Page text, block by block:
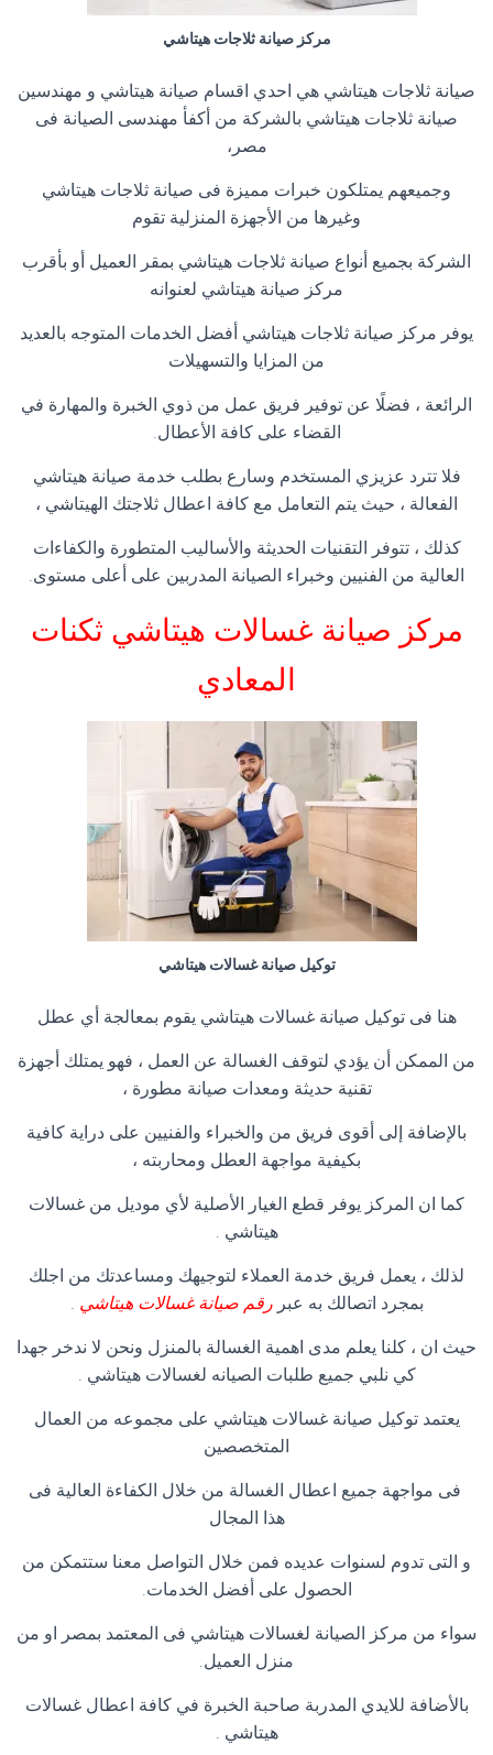
مركز صيانة ثلاجات هيتاشي
صيانة ثلاجات هيتاشي هي احدي اقسام صيانة هيتاشي و مهندسين
صيانة ثلاجات هيتاشي بالشركة من أكفأ مهندسى الصيانة فى
مصر،
وجميعهم يمتلكون خبرات مميزة فى صيانة ثلاجات هيتاشي
وغيرها من الأجهزة المنزلية تقوم
الشركة بجميع أنواع صيانة ثلاجات هيتاشي بمقر العميل أو بأقرب
مركز صيانة هيتاشي لعنوانه
يوفر مركز صيانة ثلاجات هيتاشي أفضل الخدمات المتوجه بالعديد
من المزايا والتسهيلات
الرائعة ، فضلًا عن توفير فريق عمل من ذوي الخبرة والمهارة في
القضاء على كافة الأعطال.
فلا تترد عزيزي المستخدم وسارع بطلب خدمة صيانة هيتاشي
الفعالة ، حيث يتم التعامل مع كافة اعطال ثلاجتك الهيتاشي ،
كذلك ، تتوفر التقنيات الحديثة والأساليب المتطورة والكفاءات
العالية من الفنيين وخبراء الصيانة المدربين على أعلى مستوى.
مركز صيانة غسالات هيتاشي ثكنات
المعادي
توكيل صيانة غسالات هيتاشي
هنا فى توكيل صيانة غسالات هيتاشي يقوم بمعالجة أي عطل
من الممكن أن يؤدي لتوقف الغسالة عن العمل ، فهو يمتلك أجهزة
تقنية حديثة ومعدات صيانة مطورة ،
بالإضافة إلى أقوى فريق من والخبراء والفنيين على دراية كافية
بكيفية مواجهة العطل ومحاربته ،
كما ان المركز يوفر قطع الغيار الأصلية لأي موديل من غسالات
هيتاشي .
لذلك ، يعمل فريق خدمة العملاء لتوجيهك ومساعدتك من اجلك
بمجرد اتصالك به عبررقم صيانة غسالات هيتاشي .
حيث ان ، كلنا يعلم مدى اهمية الغسالة بالمنزل ونحن لا ندخر جهدا
كي نلبي جميع طلبات الصيانه لغسالات هيتاشي .
يعتمد توكيل صيانة غسالات هيتاشي على مجموعه من العمال
المتخصصين
فى مواجهة جميع اعطال الغسالة من خلال الكفاءة العالية فى
هذا المجال
و التى تدوم لسنوات عديده فمن خلال التواصل معنا ستتمكن من
الحصول على أفضل الخدمات.
سواء من مركز الصيانة لغسالات هيتاشي فى المعتمد بمصر او من
منزل العميل.
بالأضافة للايدي المدربة صاحبة الخبرة في كافة اعطال غسالات
هيتاشي .